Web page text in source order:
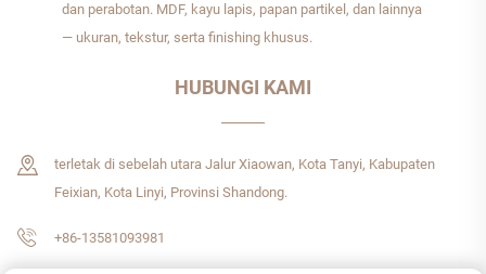
dan perabotan. MDF, kayu lapis, papan partikel, dan lainnya
— ukuran, tekstur, serta finishing khusus.
HUBUNGI KAMI
terletak di sebelah utara Jalur Xiaowan, Kota Tanyi, Kabupaten
Feixian, Kota Linyi, Provinsi Shandong.
+86-13581093981